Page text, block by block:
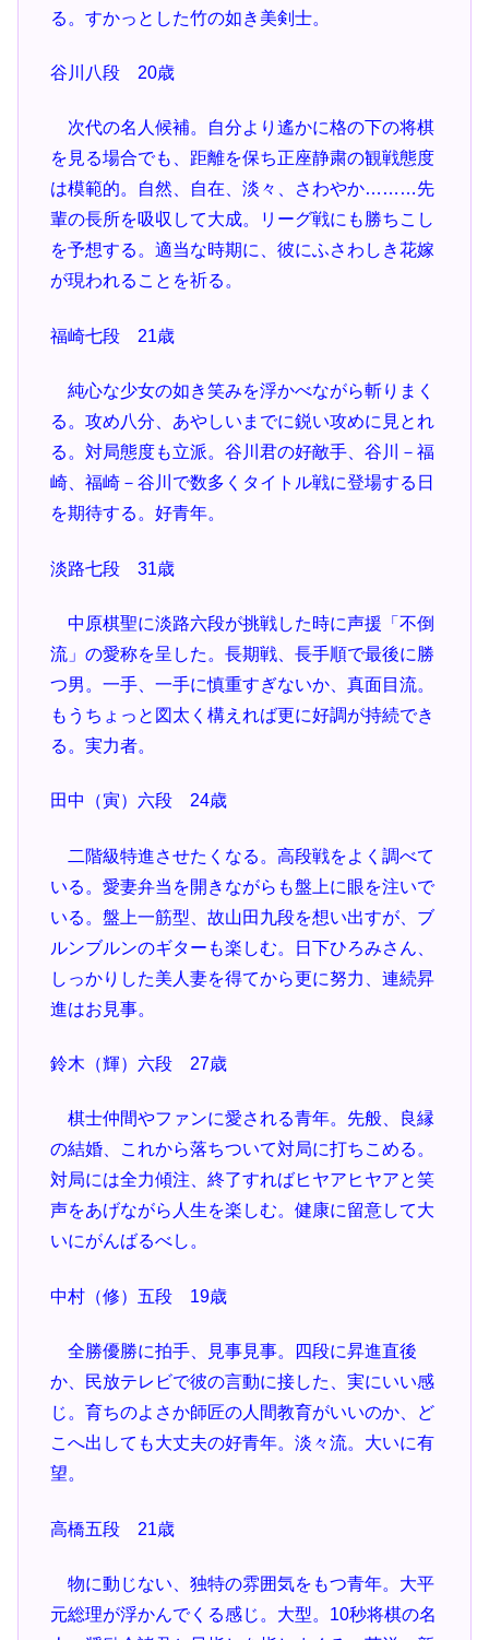
る。すかっとした竹の如き美剣士。
谷川八段 20歳
次代の名人候補。自分より遙かに格の下の将棋
を見る場合でも、距離を保ち正座静粛の観戦態度
は模範的。自然、自在、淡々、さわやか………先
輩の長所を吸収して大成。リーグ戦にも勝ちこし
を予想する。適当な時期に、彼にふさわしき花嫁
が現われることを祈る。
福崎七段 21歳
純心な少女の如き笑みを浮かべながら斬りまく
る。攻め八分、あやしいまでに鋭い攻めに見とれ
る。対局態度も立派。谷川君の好敵手、谷川－福
崎、福崎－谷川で数多くタイトル戦に登場する日
を期待する。好青年。
淡路七段 31歳
中原棋聖に淡路六段が挑戦した時に声援「不倒
流」の愛称を呈した。長期戦、長手順で最後に勝
つ男。一手、一手に慎重すぎないか、真面目流。
もうちょっと図太く構えれば更に好調が持続でき
る。実力者。
田中（寅）六段 24歳
二階級特進させたくなる。高段戦をよく調べて
いる。愛妻弁当を開きながらも盤上に眼を注いで
いる。盤上一筋型、故山田九段を想い出すが、ブ
ルンブルンのギターも楽しむ。日下ひろみさん、
しっかりした美人妻を得てから更に努力、連続昇
進はお見事。
鈴木（輝）六段 27歳
棋士仲間やファンに愛される青年。先般、良縁
の結婚、これから落ちついて対局に打ちこめる。
対局には全力傾注、終了すればヒヤアヒヤアと笑
声をあげながら人生を楽しむ。健康に留意して大
いにがんばるべし。
中村（修）五段 19歳
全勝優勝に拍手、見事見事。四段に昇進直後
か、民放テレビで彼の言動に接した、実にいい感
じ。育ちのよさか師匠の人間教育がいいのか、ど
こへ出しても大丈夫の好青年。淡々流。大いに有
望。
高橋五段 21歳
物に動じない、独特の雰囲気をもつ青年。大平
元総理が浮かんでくる感じ。大型。10秒将棋の名